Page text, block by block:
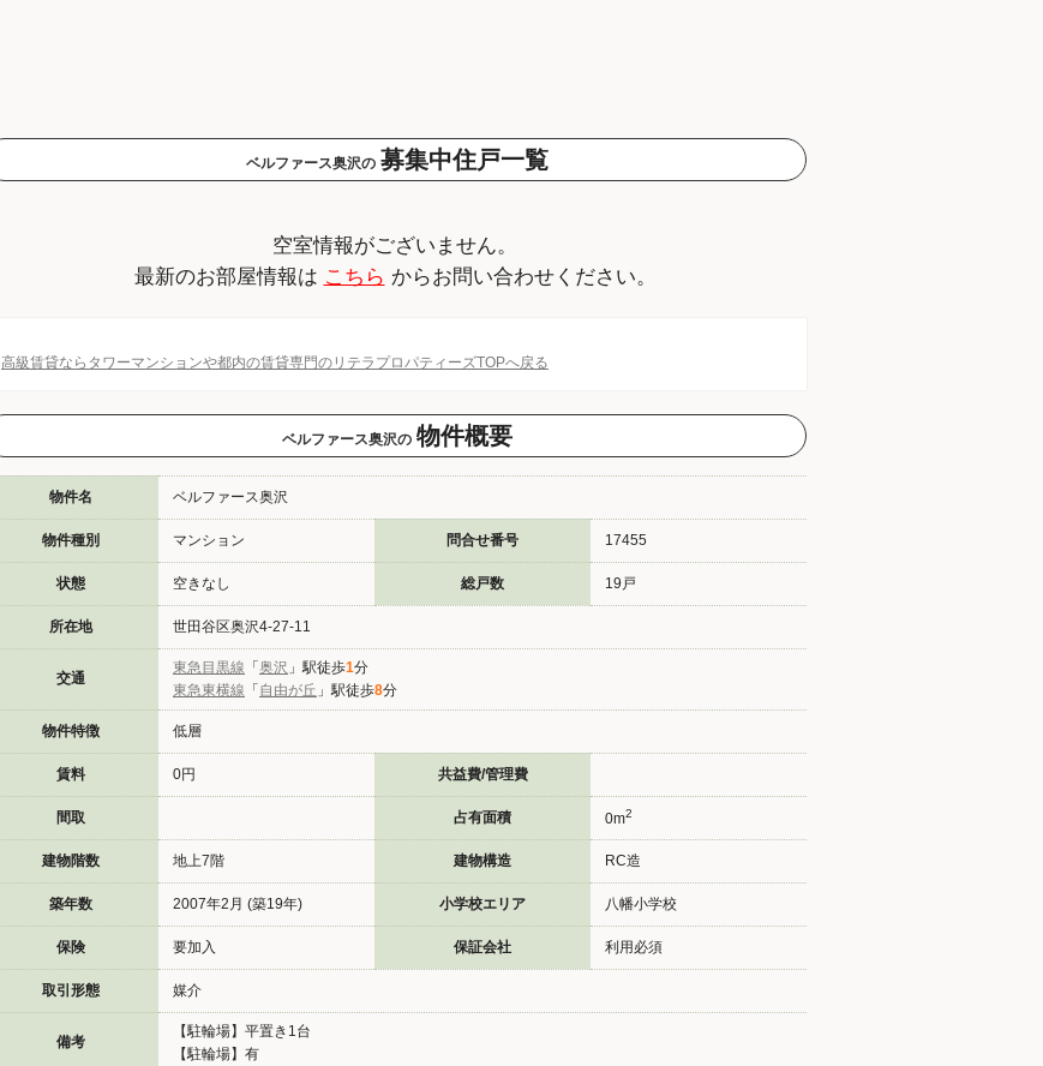
ベルファース奥沢の 募集中住戸一覧
空室情報がございません。
最新のお部屋情報は こちら からお問い合わせください。
高級賃貸ならタワーマンションや都内の賃貸専門のリテラプロパティーズTOPへ戻る
ベルファース奥沢の 物件概要
物件名 ベルファース奥沢
物件種別 マンション 問合せ番号 17455
状態 空きなし 総戸数 19戸
所在地 世田谷区奥沢4-27-11
交通
東急目黒線 「奥沢 」駅徒歩1分
東急東横線 「自由が丘 」駅徒歩8分
物件特徴 低層
賃料 0円 共益費/管理費
間取 占有面積 0m2
建物階数 地上7階 建物構造 RC造
築年数 2007年2月 (築19年) 小学校エリア 八幡小学校
保険 要加入 保証会社 利用必須
取引形態 媒介
備考
【駐輪場】平置き1台
【駐輪場】有